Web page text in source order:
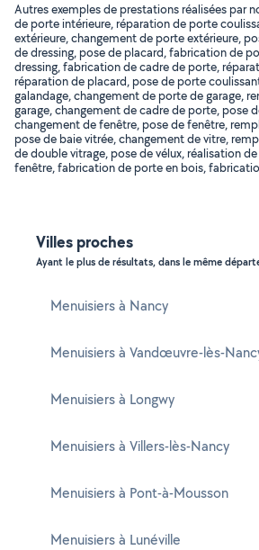
Autres exemples de prestations réalisées par
de porte intérieure, réparation de porte
extérieure, changement de porte extérieure,
de dressing, pose de placard, fabrication de
dressing, fabrication de cadre de porte,
réparation de placard, pose de porte
galandage, changement de porte de garage,
garage, changement de cadre de porte, pose
changement de fenêtre, pose de fenêtre,
pose de baie vitrée, changement de vitre,
de double vitrage, pose de vélux, réalisation
fenêtre, fabrication de porte en bois,
Villes proches
Ayant le plus de résultats, dans le même
Menuisiers à Nancy
Menuisiers à Vandœuvre-lès-
Menuisiers à Longwy
Menuisiers à Villers-lès-Nancy
Menuisiers à Pont-à-Mousson
Menuisiers à Lunéville